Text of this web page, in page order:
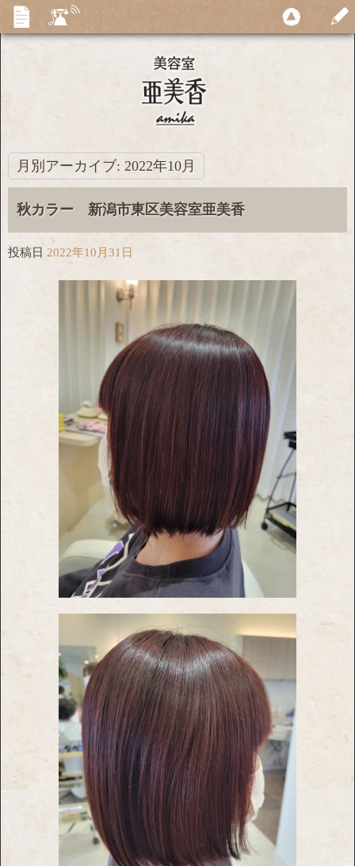
月別アーカイブ: 2022年10月
秋カラー 新潟市東区美容室亜美香
投稿日 2022年10月31日